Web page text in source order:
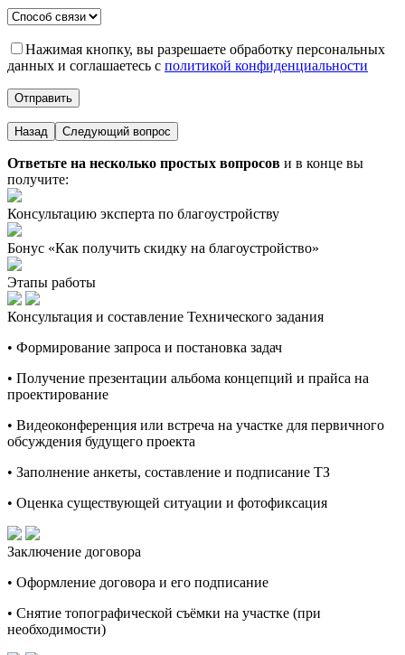
Нажимая кнопку, вы разрешаете обработку персональных
данных и соглашаетесь с политикой конфиденциальности
Назад Следующий вопрос
Ответьте на несколько простых вопросов и в конце вы
получите:
Консультацию эксперта по благоустройству
Бонус «Как получить скидку на благоустройство»
Этапы работы
Консультация и составление Технического задания
• Формирование запроса и постановка задач
• Получение презентации альбома концепций и прайса на
проектирование
• Видеоконференция или встреча на участке для первичного
обсуждения будущего проекта
• Заполнение анкеты, составление и подписание ТЗ
• Оценка существующей ситуации и фотофиксация
Заключение договора
• Оформление договора и его подписание
• Снятие топографической съёмки на участке (при
необходимости)